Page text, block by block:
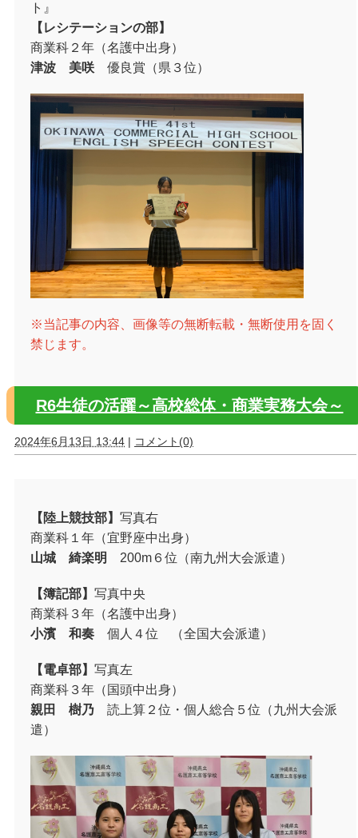
ト』
【レシテーションの部】
商業科２年（名護中出身）
津波 美咲 優良賞（県３位）
※当記事の内容、画像等の無断転載・無断使用を固く
禁じます。
R6生徒の活躍～高校総体・商業実務大会～
2024年6月13日 13:44 | コメント(0)
【陸上競技部】 写真右
商業科１年（宜野座中出身）
山城 綺楽明
200m ６位（南九州大会派遣）
【簿記部】 写真中央
商業科３年（名護中出身）
小濱 和奏 個人４位 （全国大会派遣）
【電卓部】 写真左
商業科３年（国頭中出身）
親田 樹乃 読上算２位・個人総合５位（九州大会派
遣）